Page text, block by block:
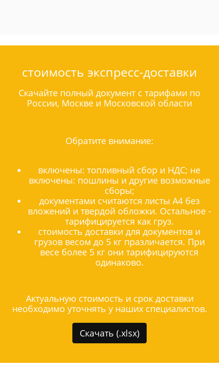
стоимость экспресс-доставки
Скачайте полный документ с тарифами по
России, Москве и Московской области
Обратите внимание:
включены: топливный сбор и НДС; не
включены: пошлины и другие возможные
сборы;
документами считаются листы А4 без
вложений и твердой обложки. Остальное -
тарифицируется как груз.
стоимость доставки для документов и
грузов весом до 5 кг празличается. При
весе более 5 кг они тарифицируются
одинаково.
Актуальную стоимость и срок доставки
необходимо уточнять у наших специалистов.
Скачать (.xlsx)